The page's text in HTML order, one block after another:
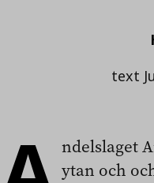
text
ndelslaget
ytan och